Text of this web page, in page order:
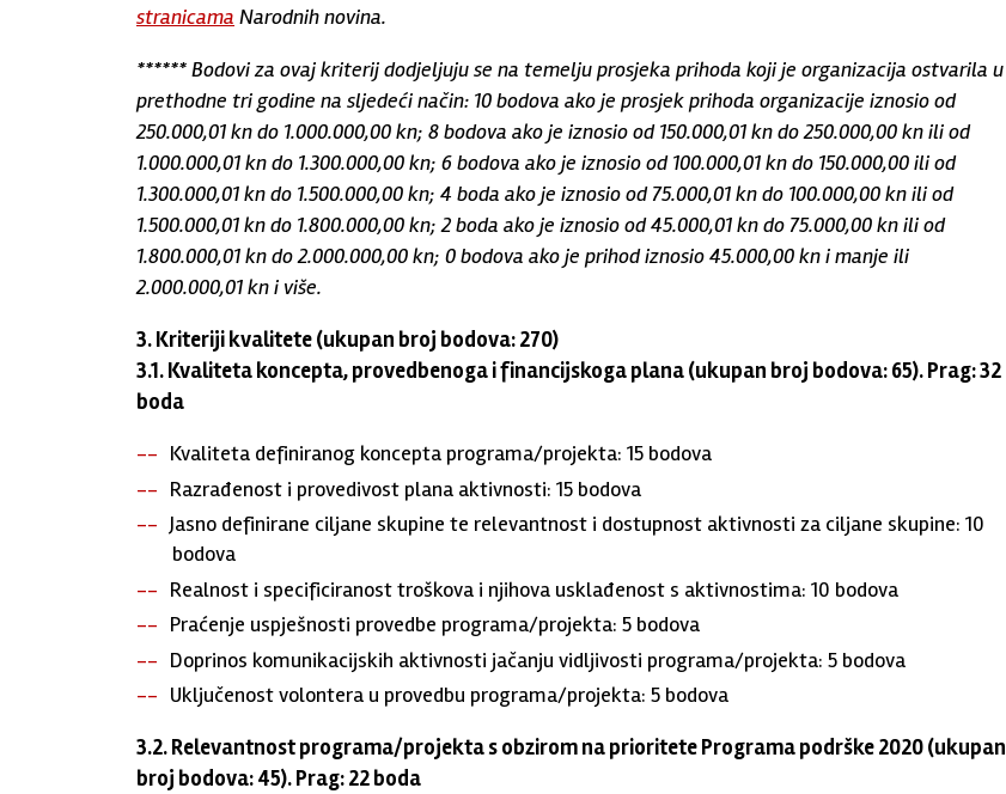
stranicama Narodnih novina.
****** Bodovi za ovaj kriterij dodjeljuju se na temelju prosjeka prihoda koji je organizacija ostvarila u
prethodne tri godine na sljedeći način: 10 bodova ako je prosjek prihoda organizacije iznosio od
250.000,01 kn do 1.000.000,00 kn; 8 bodova ako je iznosio od 150.000,01 kn do 250.000,00 kn ili od
1.000.000,01 kn do 1.300.000,00 kn; 6 bodova ako je iznosio od 100.000,01 kn do 150.000,00 ili od
1.300.000,01 kn do 1.500.000,00 kn; 4 boda ako je iznosio od 75.000,01 kn do 100.000,00 kn ili od
1.500.000,01 kn do 1.800.000,00 kn; 2 boda ako je iznosio od 45.000,01 kn do 75.000,00 kn ili od
1.800.000,01 kn do 2.000.000,00 kn; 0 bodova ako je prihod iznosio 45.000,00 kn i manje ili
2.000.000,01 kn i više.
3. Kriteriji kvalitete (ukupan broj bodova: 270)
3.1. Kvaliteta koncepta, provedbenoga i financijskoga plana (ukupan broj bodova: 65). Prag: 32
boda
Kvaliteta definiranog koncepta programa/projekta: 15 bodova
Razrađenost i provedivost plana aktivnosti: 15 bodova
Jasno definirane ciljane skupine te relevantnost i dostupnost aktivnosti za ciljane skupine: 10
bodova
Realnost i specificiranost troškova i njihova usklađenost s aktivnostima: 10 bodova
Praćenje uspješnosti provedbe programa/projekta: 5 bodova
Doprinos komunikacijskih aktivnosti jačanju vidljivosti programa/projekta: 5 bodova
Uključenost volontera u provedbu programa/projekta: 5 bodova
3.2. Relevantnost programa/projekta s obzirom na prioritete Programa podrške 2020 (ukupan
broj bodova: 45). Prag: 22 boda